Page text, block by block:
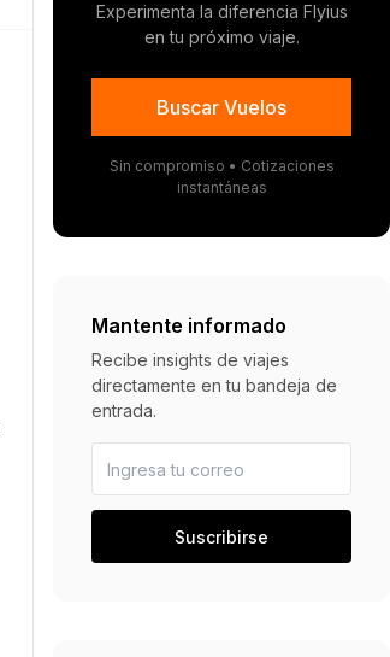
Experimenta la diferencia Flyius
en tu próximo viaje.
Buscar Vuelos
Sin compromiso • Cotizaciones
instantáneas
Mantente informado
Recibe insights de viajes
directamente en tu bandeja de
entrada.
Suscribirse